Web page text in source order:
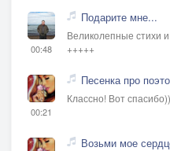
00:48
Подарите мне...
Великолепные стихи
+++++
00:21
Песенка про
Классно! Вот спасибо))
Возьми мое